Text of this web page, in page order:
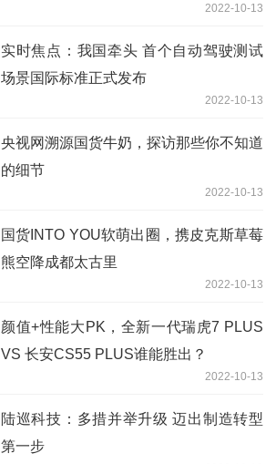
2022-10-13
实时焦点：我国牵头 首个自动驾驶测试
场景国际标准正式发布
2022-10-13
央视网溯源国货牛奶，探访那些你不知道
的细节
2022-10-13
国货INTO YOU软萌出圈，携皮克斯草莓
熊空降成都太古里
2022-10-13
颜值+性能大PK，全新一代瑞虎7 PLUS
VS 长安CS55 PLUS谁能胜出？
2022-10-13
陆巡科技：多措并举升级 迈出制造转型
第一步